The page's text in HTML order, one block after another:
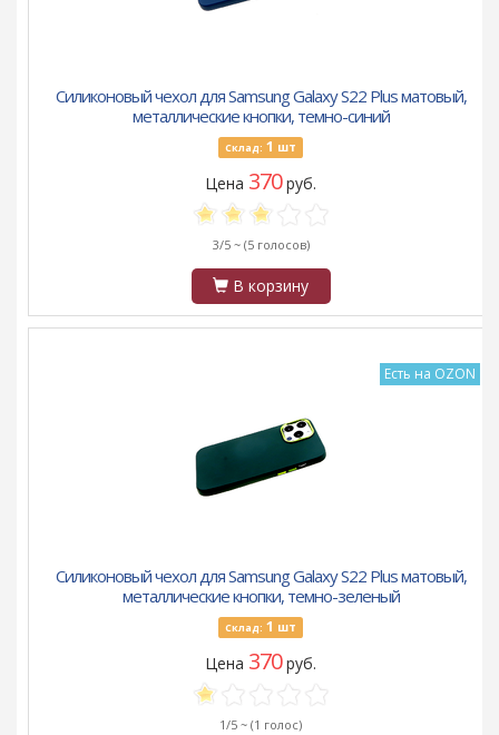
Силиконовый чехол для Samsung Galaxy S22 Plus матовый,
металлические кнопки, темно-синий
Склад: 1 шт
Цена 370руб.
3/5 ~ (5 голосов)
В корзину
Есть на OZON
Силиконовый чехол для Samsung Galaxy S22 Plus матовый,
металлические кнопки, темно-зеленый
Склад: 1 шт
Цена 370руб.
1/5 ~ (1 голос)